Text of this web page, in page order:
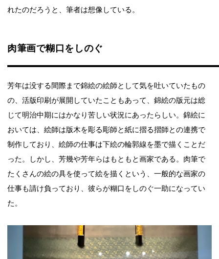
れたのだろうと、筆者は想像している。
肉筆画で糊口をしのぐ
芳年は没する間際まで錦絵の絵師として気を吐いていたもの
の、活版印刷が展開していたこともあって、錦絵の版元は総
じて明治中期にはかなり苦しい状況にあったらしい。錦絵に
おいては、絵師は版木を彫る彫師と紙に摺る摺師との連携で
制作しており、絵師の仕事は下絵の輪郭線を墨で描くことだ
った。しかし、芳幾や芳年らはもともと画家である。肉筆で
たくさんの絵の具を使って絵を描くという、一般的な画家の
仕事も請け負っており、彼らが糊口をしのぐ一助になってい
た。